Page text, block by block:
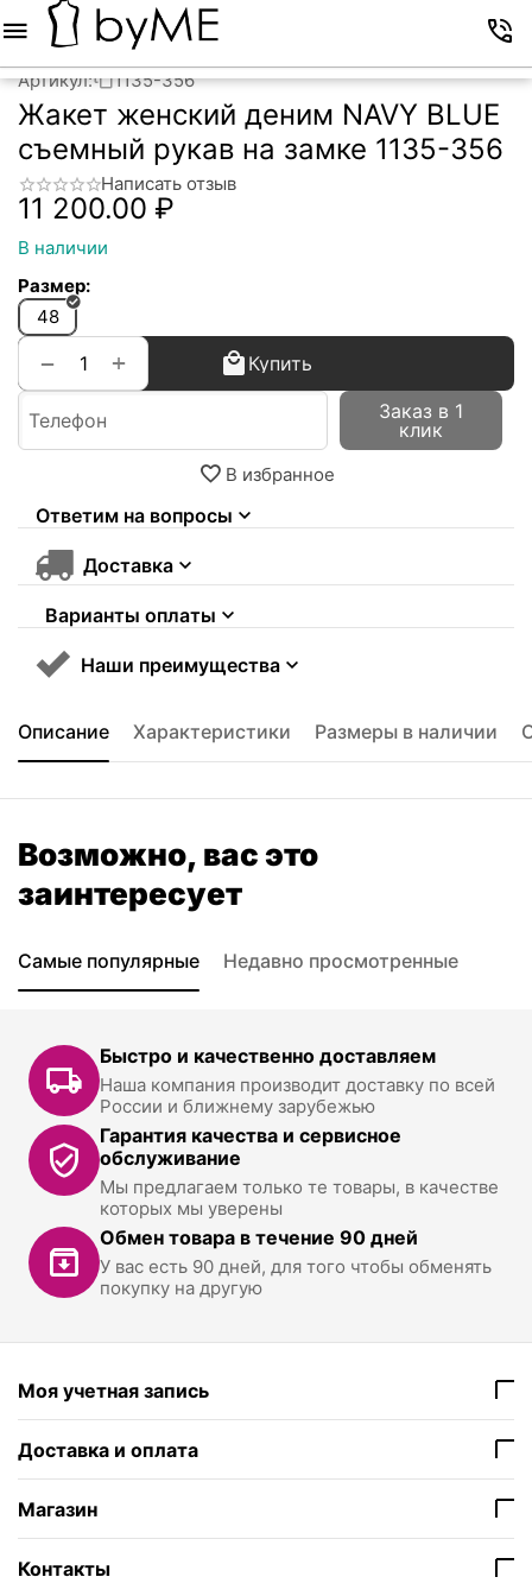
Артикул: 1135-356
Жакет женский деним NAVY BLUE
съемный рукав на замке 1135-356
Написать отзыв
11 200.00 ₽
В наличии
Размер:
48
+
−
Купить
Заказ в 1
клик
В избранное
Ответим на вопросы
Доставка
Варианты оплаты
Наши преимущества
Описание Характеристики Размеры в наличии
Возможно, вас это
заинтересует
Самые популярные Недавно просмотренные
Быстро и качественно доставляем
Наша компания производит доставку по всей
России и ближнему зарубежью
Гарантия качества и сервисное
обслуживание
Мы предлагаем только те товары, в качестве
которых мы уверены
Обмен товара в течение 90 дней
У вас есть 90 дней, для того чтобы обменять
покупку на другую
Моя учетная запись
Доставка и оплата
Магазин
Контакты
Меню Корзина Контакты